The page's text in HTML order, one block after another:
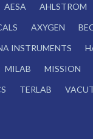
AESA AHLSTROM
AXYGEN
INSTRUMENTS
MILAB MISSION
TERLAB